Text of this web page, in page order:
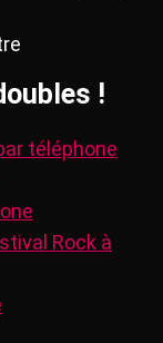
!
téléphone
Rock à